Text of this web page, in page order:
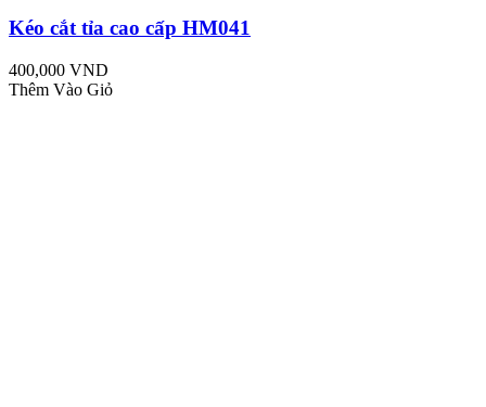
Kéo cắt tỉa cao cấp HM041
400,000 VND
Thêm Vào Giỏ